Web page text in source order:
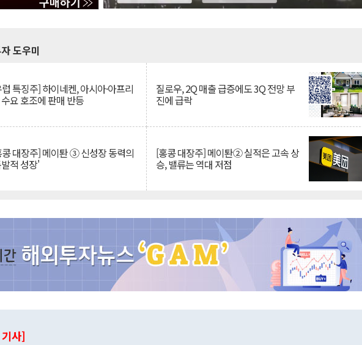
도우미
특징주] 하이네켄, 아시아·아프리
요 호조에 판매 반등
질로우, 2Q 매출 급증에도 3Q 전망 부
진에 급락
대장주] 메이퇀 ③ 신성장 동력의
적 성장'
[홍콩 대장주] 메이퇀② 실적은 고속 상
승, 밸류는 역대 저점
사]